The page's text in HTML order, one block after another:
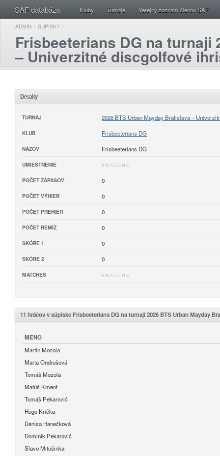
SAF databáza Kluby Turnaje Verejný zoznam členov SAF
ADMIN / SUPISKY /
Frisbeeterians DG na turnaji
– Univerzitné discgolfové
Detaily
TURNAJ 2026 BTS Urban Mayday Bratislava –
KLUB Frisbeeterians DG
NÁZOV Frisbeeterians DG
UMIESTNENIE PRÁZDNE
POČET ZÁPASOV 0
POČET VÝHIER 0
POČET PREHIER 0
POČET REMÍZ 0
SKÓRE 1 0
SKÓRE 2 0
MATCHES PRÁZDNE
11 hráčov v súpiske Frisbeeterians DG na turnaji 2026 BTS Urban Mayday
MENO
Martin Mozola
Marta Ondrušová
Tomáš Mozola
Matúš Kment
Tomáš Pekarovič
Hugo Krička
Denisa Hanečková
Dominik Pekarovič
Slavo Mitošinka